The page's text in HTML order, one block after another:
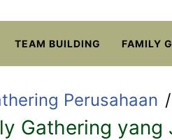
TEAM BUILDING FAMILY
Perusahaan
Gathering yang